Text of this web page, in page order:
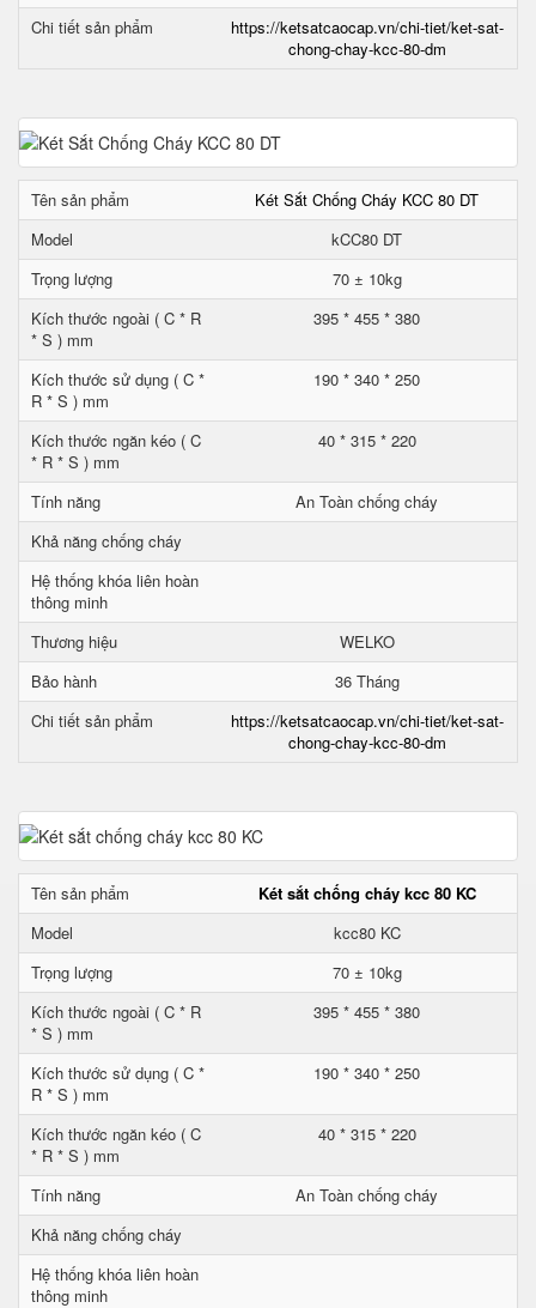
Chi tiết sản phẩm
https://ketsatcaocap.vn/chi-tiet/ket-sat-
chong-chay-kcc-80-dm
Tên sản phẩm
Két Sắt Chống Cháy KCC 80 DT
Model
kCC80 DT
Trọng lượng
70 ± 10kg
Kích thước ngoài ( C * R
* S ) mm
395 * 455 * 380
Kích thước sử dụng ( C *
R * S ) mm
190 * 340 * 250
Kích thước ngăn kéo ( C
* R * S ) mm
40 * 315 * 220
Tính năng
An Toàn chống cháy
Khả năng chống cháy
Hệ thống khóa liên hoàn
thông minh
Thương hiệu
WELKO
Bảo hành
36 Tháng
Chi tiết sản phẩm
https://ketsatcaocap.vn/chi-tiet/ket-sat-
chong-chay-kcc-80-dm
Tên sản phẩm
Két sắt chống cháy kcc 80 KC
Model
kcc80 KC
Trọng lượng
70 ± 10kg
Kích thước ngoài ( C * R
* S ) mm
395 * 455 * 380
Kích thước sử dụng ( C *
R * S ) mm
190 * 340 * 250
Kích thước ngăn kéo ( C
* R * S ) mm
40 * 315 * 220
Tính năng
An Toàn chống cháy
Khả năng chống cháy
Hệ thống khóa liên hoàn
thông minh